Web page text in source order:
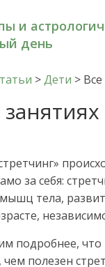
и
день
>Дети >
за себя:
тела,
подробнее,
полезен